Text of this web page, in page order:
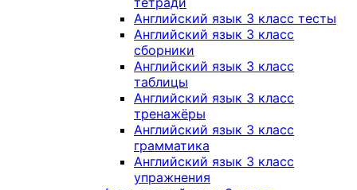
Английский язык 3 класс тесты
Английский язык 3 класс
сборники
Английский язык 3 класс
таблицы
Английский язык 3 класс
тренажёры
Английский язык 3 класс
грамматика
Английский язык 3 класс
упражнения